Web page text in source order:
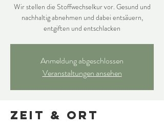
Wir stellen die Stoffwechselkur vor. Gesund und
nachhaltig abnehmen und dabei entsäuern,
entgiften und entschlacken
Anmeldung abgeschlossen
Veranstaltungen ansehen
Zeit & Ort